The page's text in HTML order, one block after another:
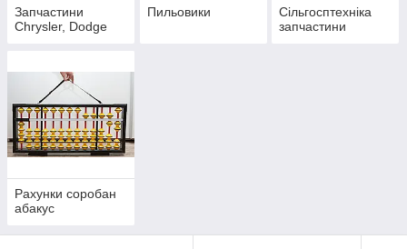
Запчастини
Chrysler, Dodge
Пильовики
Сільгосптехніка
запчастини
Рахунки соробан
абакус